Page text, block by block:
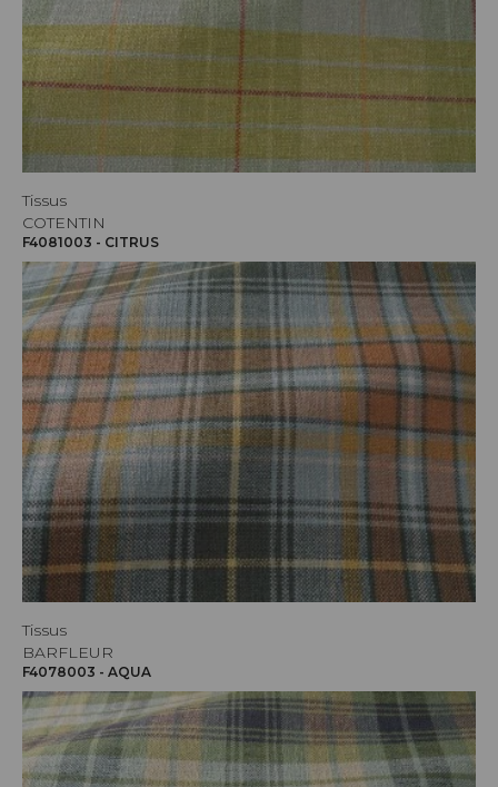
Tissus
COTENTIN
F4081003 - CITRUS
Tissus
BARFLEUR
F4078003 - AQUA